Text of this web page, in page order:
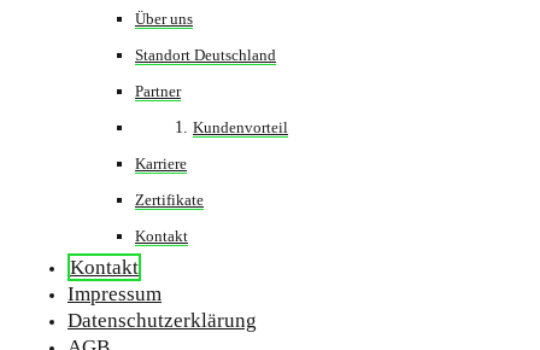
Über uns
Standort Deutschland
Partner
Kundenvorteil
Karriere
Zertifikate
Kontakt
Kontakt
Impressum
Datenschutzerklärung